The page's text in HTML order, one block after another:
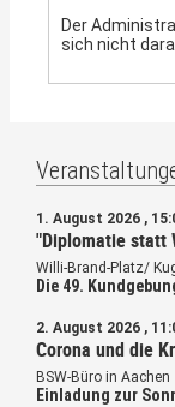
Der
sich nicht
1. August 2026 ,
"Diplomatie statt
Willi-Brand-Platz/
Die 49.
2. August 2026 ,
Corona und die
BSW-Büro in Aachen
Einladung zur